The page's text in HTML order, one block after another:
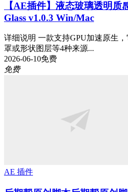
【AE插件】液态玻璃透明
Glass v1.0.3 Win/Mac
详细说明 一款支持GPU加速原生
罩或形状图层等4种来源...
2026-06-10免费
免费
AE 插件